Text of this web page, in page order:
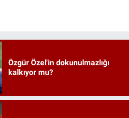
Özgür Özel'in dokunulmazlığı
kalkıyor mu?